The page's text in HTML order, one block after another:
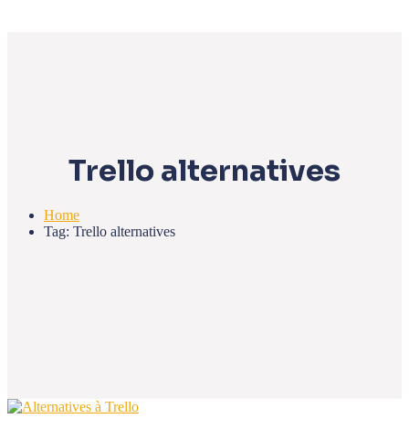
Trello alternatives
Home
Tag: Trello alternatives